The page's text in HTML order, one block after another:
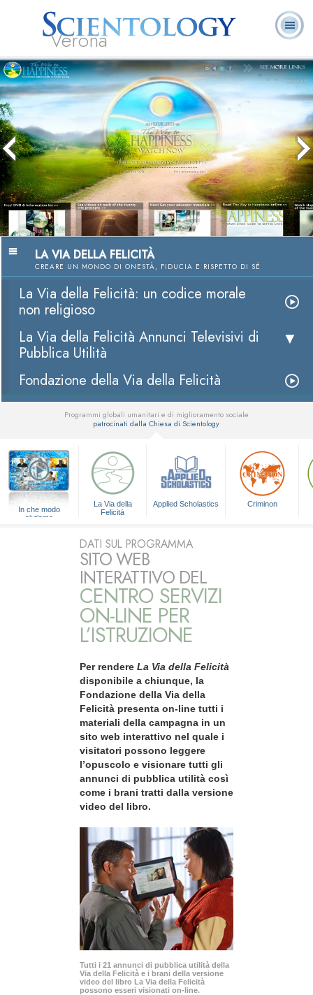
Verona
L. Ron Hubbard:
Fondatore
Che cos’è
Scientology?
Ministri
Volontari
Domande
ricorrenti
Libri
LA VIA DELLA FELICITÀ
CREARE UN MONDO DI ONESTÀ, FIDUCIA E RISPETTO DI SÉ
La Via della Felicità: un codice morale
non religioso
La Via della Felicità Annunci Televisivi di
Pubblica Utilità
Fondazione della Via della Felicità
Programmi globali umanitari e di miglioramento sociale
patrocinati dalla Chiesa di Scientology
In che modo
aiutiamo
La Via della
Felicità
Applied Scholastics Criminon
DATI SUL PROGRAMMA
SITO WEB
INTERATTIVO DEL
CENTRO SERVIZI
ON-LINE PER
L’ISTRUZIONE
Per rendere La Via della Felicità
disponibile a chiunque, la
Fondazione della Via della
Felicità presenta on-line tutti i
materiali della campagna in un
sito web interattivo nel quale i
visitatori possono leggere
l’opuscolo e visionare tutti gli
annunci di pubblica utilità così
come i brani tratti dalla versione
video del libro.
Tutti i 21 annunci di pubblica utilità della
Via della Felicità e i brani della versione
video del libro La Via della Felicità
possono esseri visionati on-line.